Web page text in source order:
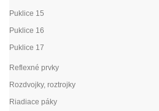
Puklice 15
Puklice 16
Puklice 17
Reflexné prvky
Rozdvojky, roztrojky
Riadiace páky